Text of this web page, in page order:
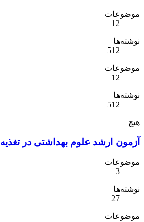
موضوعات
12
نوشته‌ها
512
موضوعات
12
نوشته‌ها
512
هیچ
آزمون ارشد علوم بهداشتی در تغذیه
موضوعات
3
نوشته‌ها
27
موضوعات